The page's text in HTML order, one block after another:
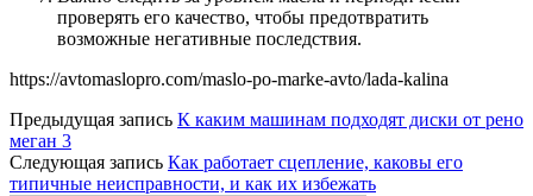
проверять его качество, чтобы предотвратить
возможные негативные последствия.
https://avtomaslopro.com/maslo-po-marke-avto/lada-kalina
Предыдущая запись К каким машинам подходят диски от рено
меган 3
Следующая запись Как работает сцепление, каковы его
типичные неисправности, и как их избежать